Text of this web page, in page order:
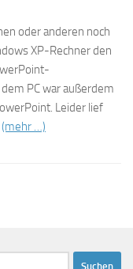
oder anderen noch
XP-Rechner den
PC war außerdem
Leider lief
(mehr …)